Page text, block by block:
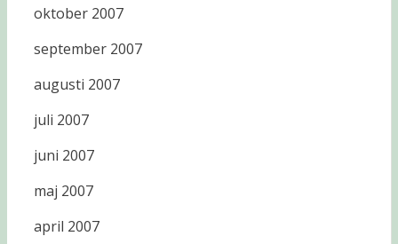
oktober 2007
september 2007
augusti 2007
juli 2007
juni 2007
maj 2007
april 2007